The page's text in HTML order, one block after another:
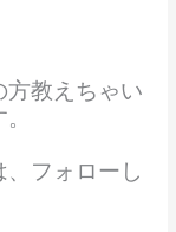
方教えちゃい
フォローし